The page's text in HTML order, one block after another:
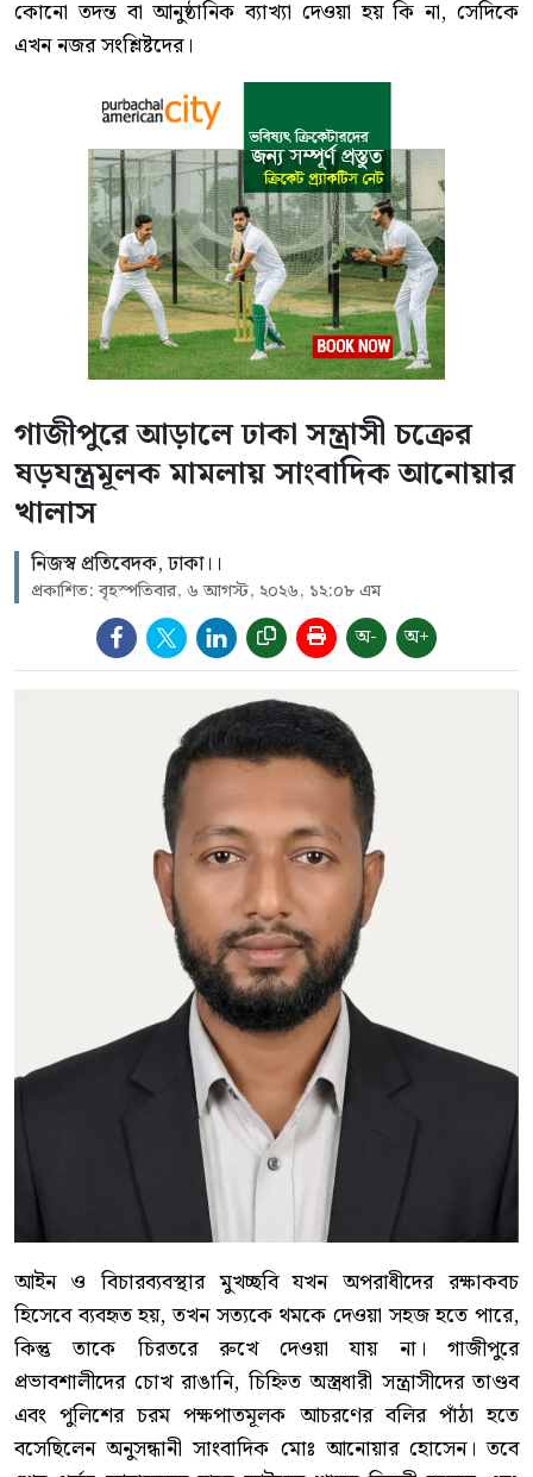
কোনো তদন্ত বা আনুষ্ঠানিক ব্যাখ্যা দেওয়া হয় কি না, সেদিকে
এখন নজর সংশ্লিষ্টদের।
গাজীপুরে আড়ালে ঢাকা সন্ত্রাসী চক্রের
ষড়যন্ত্রমূলক মামলায় সাংবাদিক আনোয়ার
খালাস
নিজস্ব প্রতিবেদক, ঢাকা।।
প্রকাশিত: বৃহস্পতিবার, ৬ আগস্ট, ২০২৬, ১২:০৮ এম
অ- অ+
আইন ও বিচারব্যবস্থার মুখচ্ছবি যখন অপরাধীদের রক্ষাকবচ
হিসেবে ব্যবহৃত হয়, তখন সত্যকে থমকে দেওয়া সহজ হতে পারে,
কিন্তু তাকে চিরতরে রুখে দেওয়া যায় না। গাজীপুরে
প্রভাবশালীদের চোখ রাঙানি, চিহ্নিত অস্ত্রধারী সন্ত্রাসীদের তাণ্ডব
এবং পুলিশের চরম পক্ষপাতমূলক আচরণের বলির পাঁঠা হতে
বসেছিলেন অনুসন্ধানী সাংবাদিক মোঃ আনোয়ার হোসেন। তবে